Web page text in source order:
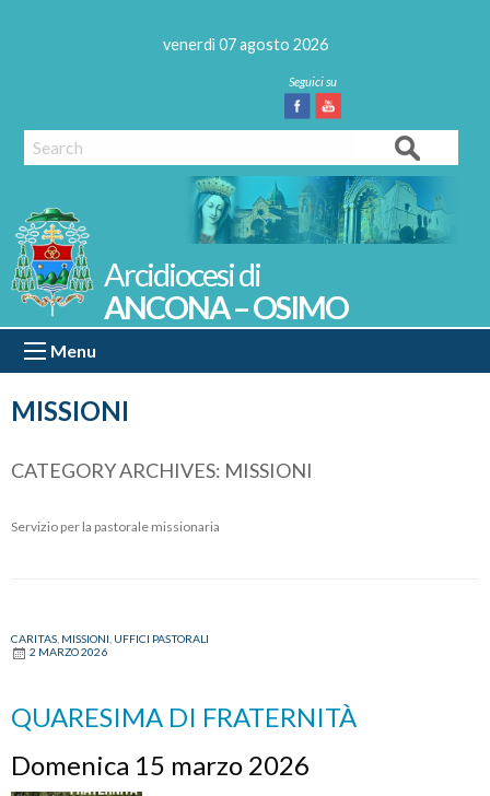
venerdì 07 agosto 2026
Facebook
Youtube
Search
MISSIONI
ANCONA – OSIMO
Menu
CATEGORY ARCHIVES: MISSIONI
Servizio per la pastorale missionaria
CARITAS MISSIONI UFFICI PASTORALI
2 MARZO 2026
QUARESIMA DI FRATERNITÀ
Domenica 15 marzo 2026